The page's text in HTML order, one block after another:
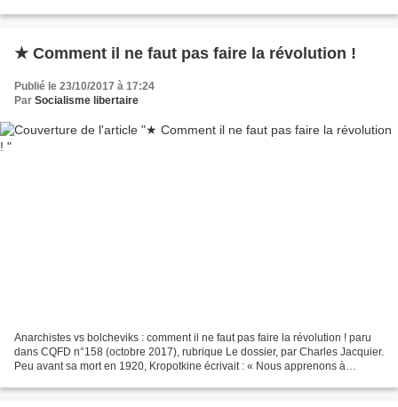
★ Comment il ne faut pas faire la révolution !
Publié le 23/10/2017 à 17:24
Par Socialisme libertaire
Anarchistes vs bolcheviks : comment il ne faut pas faire la révolution ! paru
dans CQFD n°158 (octobre 2017), rubrique Le dossier, par Charles Jacquier.
Peu avant sa mort en 1920, Kropotkine écrivait : « Nous apprenons à